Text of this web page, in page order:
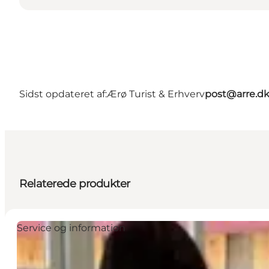
Sidst opdateret af:Ærø Turist & Erhvervpost@arre.dk
Relaterede produkter
Service og information